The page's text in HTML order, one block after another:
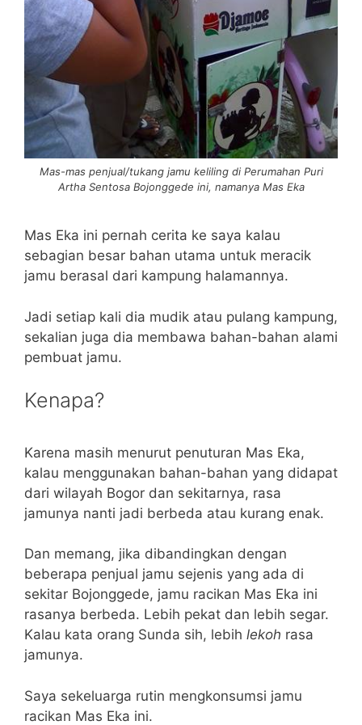
Mas-mas penjual/tukang jamu keliling di Perumahan Puri
Artha Sentosa Bojonggede ini, namanya Mas Eka
Mas Eka ini pernah cerita ke saya kalau
sebagian besar bahan utama untuk meracik
jamu berasal dari kampung halamannya.
Jadi setiap kali dia mudik atau pulang kampung,
sekalian juga dia membawa bahan-bahan alami
pembuat jamu.
Kenapa?
Karena masih menurut penuturan Mas Eka,
kalau menggunakan bahan-bahan yang didapat
dari wilayah Bogor dan sekitarnya, rasa
jamunya nanti jadi berbeda atau kurang enak.
Dan memang, jika dibandingkan dengan
beberapa penjual jamu sejenis yang ada di
sekitar Bojonggede, jamu racikan Mas Eka ini
rasanya berbeda. Lebih pekat dan lebih segar.
Kalau kata orang Sunda sih, lebih lekoh rasa
jamunya.
Saya sekeluarga rutin mengkonsumsi jamu
racikan Mas Eka ini.